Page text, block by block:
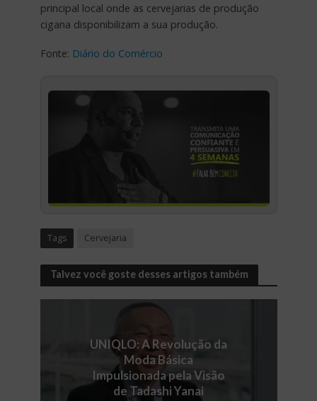
principal local onde as cervejarias de produção
cigana disponibilizam a sua produção.
Fonte: Diário do Comércio
Tags Cervejaria
Talvez você goste desses artigos também
UNIQLO: A Revolução da
Moda Básica
Impulsionada pela Visão
de Tadashi Yanai